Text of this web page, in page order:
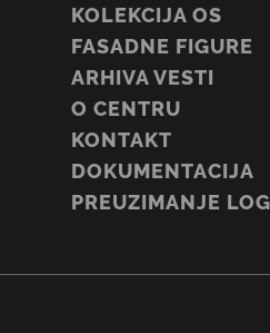
KOLEKCIJA OS
FASADNE FIGURE
ARHIVA VESTI
O CENTRU
KONTAKT
DOKUMENTACIJA
PREUZIMANJE